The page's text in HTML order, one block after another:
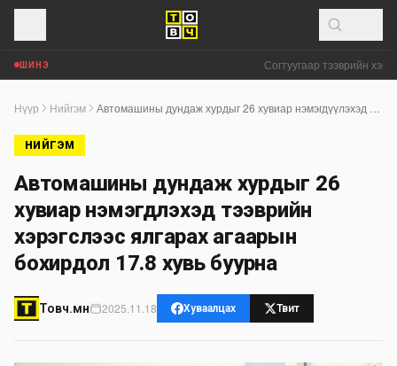
ШИНЭ Согтуугаар тээврийн
Нүүр Нийгэм
НИЙГЭМ
Автомашины дундаж хурдыг 26
хувиар нэмэгдүүлэхэд тээврийн
хэрэгслээс ялгарах агаарын
бохирдол 17.8 хувь буурна
Товч.мн 2025.11.18 Хуваалцах Твит